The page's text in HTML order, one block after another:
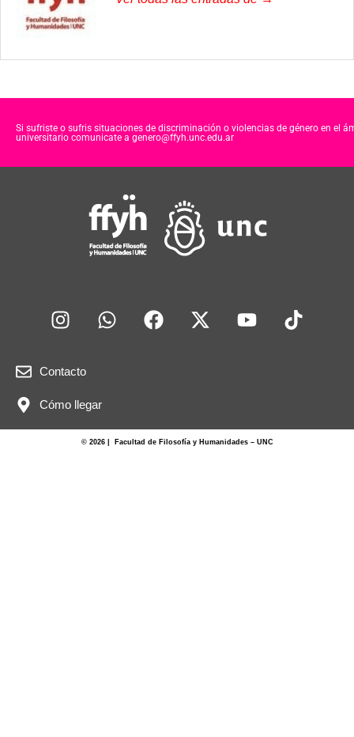
Si sufriste o sufris situaciones de discriminación o violencias de género en el
universitario comunicate a genero@ffyh.unc.edu.ar
Contacto
Cómo llegar
© 2026 | Facultad de Filosofía y Humanidades – UNC